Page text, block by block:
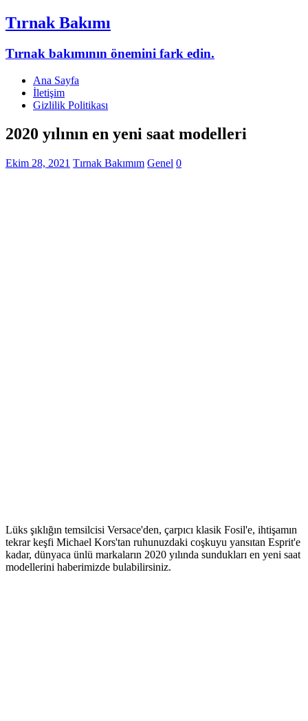
Tırnak Bakımı
Tırnak bakımının önemini fark edin.
Ana Sayfa
İletişim
Gizlilik Politikası
2020 yılının en yeni saat modelleri
Ekim 28, 2021 Tırnak Bakımım Genel 0
Lüks şıklığın temsilcisi Versace'den, çarpıcı klasik Fosil'e, ihtişamın
tekrar keşfi Michael Kors'tan ruhunuzdaki coşkuyu yansıtan Esprit'e
kadar, dünyaca ünlü markaların 2020 yılında sundukları en yeni saat
modellerini haberimizde bulabilirsiniz.